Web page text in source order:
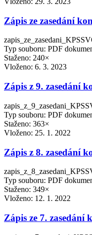
Zápis ze zasedání
Typ souboru: PDF
Staženo: 240×
Vloženo: 6. 3. 2023
Zápis z 9. zasedání
Typ souboru: PDF
Staženo: 363×
Vloženo: 25. 1. 2022
Zápis z 8. zasedání
Typ souboru: PDF
Staženo: 349×
Vloženo: 12. 1. 2022
Zápis ze 7. zasedání